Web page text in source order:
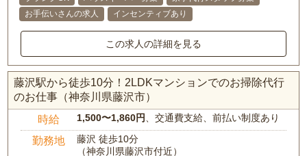
お手伝いさんの求人
インセンティブあり
この求人の詳細を見る
藤沢駅から徒歩10分！2LDKマンションでのお掃除代行
のお仕事（神奈川県藤沢市）
時給 1,500〜1,860円、交通費支給、前払い制度あり
勤務地
藤沢 徒歩10分
（神奈川県藤沢市付近）